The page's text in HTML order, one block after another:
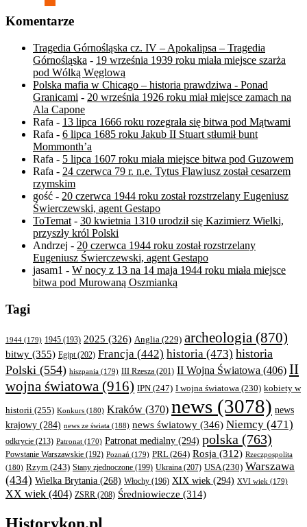
Komentarze
Tragedia Górnośląska cz. IV – Apokalipsa – Tragedia
Górnośląska - 19 września 1939 roku miała miejsce szarża
pod Wólką Węglową
Polska mafia w Chicago – historia prawdziwa - Ponad
Granicami - 20 września 1926 roku miał miejsce zamach na
Ala Capone
Rafa - 13 lipca 1666 roku rozegrała się bitwa pod Mątwami
Rafa - 6 lipca 1685 roku Jakub II Stuart stłumił bunt
Mommonth’a
Rafa - 5 lipca 1607 roku miała miejsce bitwa pod Guzowem
Rafa - 24 czerwca 79 r. n.e. Tytus Flawiusz został cesarzem
rzymskim
gość - 20 czerwca 1944 roku został rozstrzelany Eugeniusz
Świerczewski, agent Gestapo
ToTemat - 30 kwietnia 1310 urodził się Kazimierz Wielki,
przyszły król Polski
Andrzej - 20 czerwca 1944 roku został rozstrzelany
Eugeniusz Świerczewski, agent Gestapo
jasam1 - W nocy z 13 na 14 maja 1944 roku miała miejsce
bitwa pod Murowaną Oszmianką
Tagi
1944 (179) 1945 (193) 2025 (326) Anglia (229) archeologia (870)
bitwy (355) Egipt(202) Francja (442) historia (473) historia
Polski (554) hiszpania (179) III Rzesza (201) II Wojna Światowa (406) II
wojna światowa (916) IPN (247) I wojna światowa (230) kobiety w
historii (255) Konkurs (180) Kraków (370) news (3078) news
krajowy (284) news ze świata (188) news światowy (346) Niemcy (471)
odkrycie (213) Patronat (170) Patronat medialny (294) polska (763)
Powstanie Warszawskie (192) Poznań (179) PRL(264) Rosja (312) Rzeczpospolita
(180) Rzym (243) Stany zjednoczone (199) Ukraina (207) USA(230) Warszawa
(434) Wielka Brytania (268) Włochy (196) XIX wiek (294) XVI wiek (179)
XX wiek (404) ZSRR (208) Średniowiecze (314)